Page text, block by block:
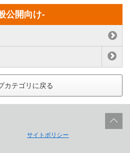
公開向け-
カテゴリに戻る
サイトポリシー